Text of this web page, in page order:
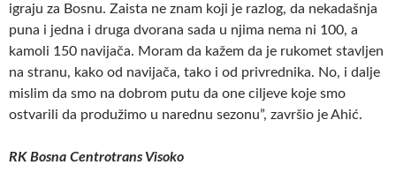
igraju za Bosnu. Zaista ne znam koji je razlog, da nekadašnja
puna i jedna i druga dvorana sada u njima nema ni 100, a
kamoli 150 navijača. Moram da kažem da je rukomet stavljen
na stranu, kako od navijača, tako i od privrednika. No, i dalje
mislim da smo na dobrom putu da one ciljeve koje smo
ostvarili da produžimo u narednu sezonu”, završio je Ahić.
RK Bosna Centrotrans Visoko